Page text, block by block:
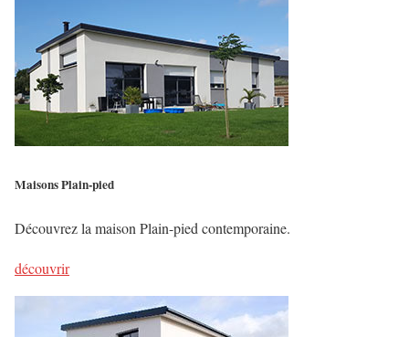
Maisons Plain-pied
Découvrez la maison Plain-pied contemporaine.
découvrir